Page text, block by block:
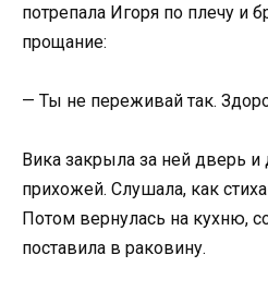
потрепала Игоря по плечу и
прощание:
— Ты не переживай так.
Вика закрыла за ней дверь и
прихожей. Слушала, как
Потом вернулась на кухню,
поставила в раковину.